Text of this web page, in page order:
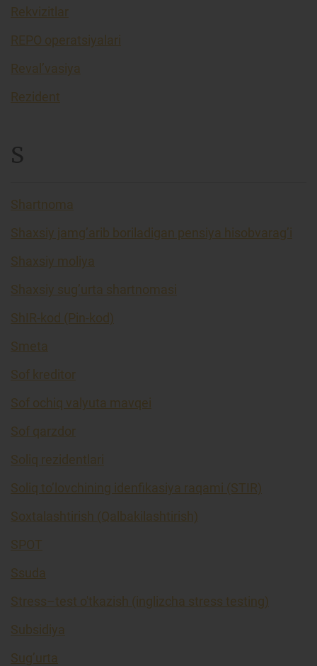
Rekvizitlar
REPO operatsiyalari
Reval’vasiya
Rezident
S
Shartnoma
Shaxsiy jamg’arib boriladigan pensiya hisobvarag’i
Shaxsiy moliya
Shaxsiy sug’urta shartnomasi
ShIR-kod (Pin-kod)
Smeta
Sof kreditor
Sof ochiq valyuta mavqei
Sof qarzdor
Soliq rezidentlari
Soliq to’lovchining idenfikasiya raqami (STIR)
Soxtalashtirish (Qalbakilashtirish)
SPOT
Ssuda
Stress–test o'tkazish (inglizcha stress testing)
Subsidiya
Sug’urta